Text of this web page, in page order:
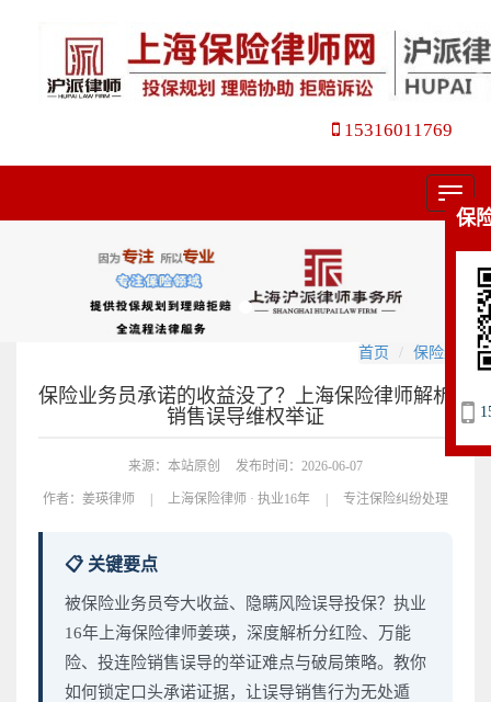
15316011769
菜
单
首页 保险纠纷
保险业务员承诺的收益没了？上海保险律师解析
销售误导维权举证
来源：本站原创 发布时间：2026-06-07
作者： 姜瑛律师 | 上海保险律师 · 执业16年 | 专注保险纠纷处理
📋 关键要点
被保险业务员夸大收益、隐瞒风险误导投保？执业
16年上海保险律师姜瑛，深度解析分红险、万能
险、投连险销售误导的举证难点与破局策略。教你
如何锁定口头承诺证据，让误导销售行为无处遁
保